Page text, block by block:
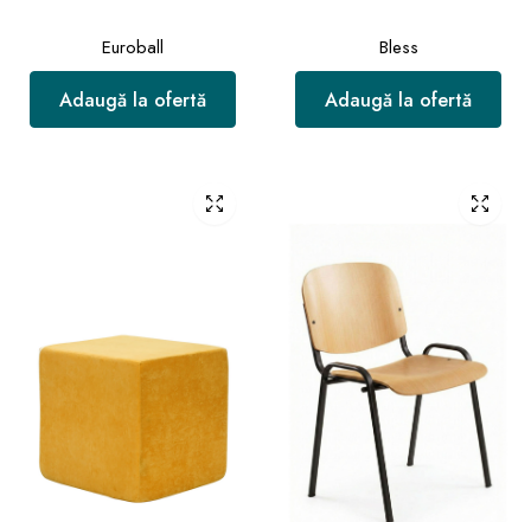
Euroball
Adaugă la ofertă
Bless
Adaugă la ofertă